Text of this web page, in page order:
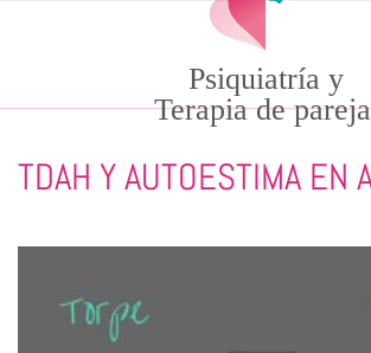
Skip to main contentPsiquiatría y
Terapia de pareja
TDAH Y AUTOESTIMA EN